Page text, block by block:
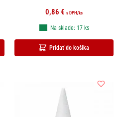
0,86 € s DPH /ks
Pridať do košíka
Na sklade: 17 ks